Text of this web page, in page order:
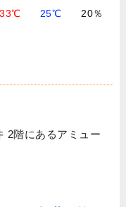
33℃ 25℃ 20％
2階にあるアミュー